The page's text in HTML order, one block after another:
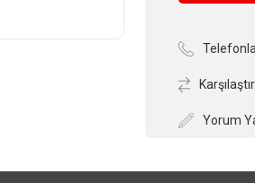
Karşılaştır
Yorum